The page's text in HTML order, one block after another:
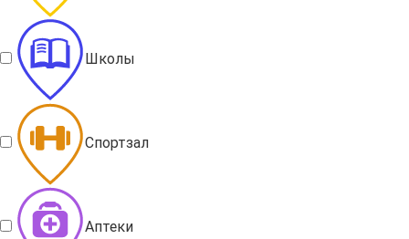
Школы
Спортзал
Аптеки